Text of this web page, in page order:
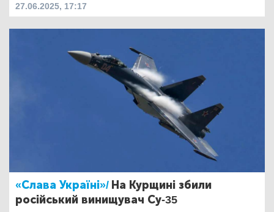
27.06.2025, 17:17
«Слава Україні»/ На Курщині збили
російський винищувач Су-35